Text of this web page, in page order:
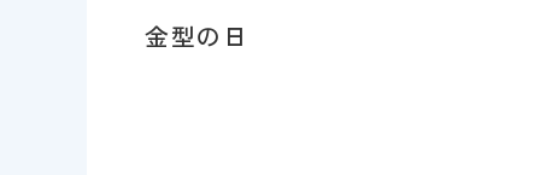
金型の日